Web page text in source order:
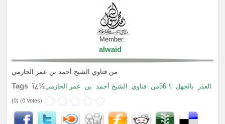
Member:
alwaid
من فتاوي الشيخ أحمد بن عمر الحازمي
Tags ï¿½ العذر بالجهل ؟ 56من فتاوي الشيخ أحمد بن عمر الحازمي
(0) (0 Votes)